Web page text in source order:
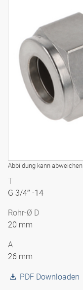
Abbildung kann abweichen
T
G 3/4″ -14
Rohr-Ø D
20 mm
A
26 mm
PDF Downloaden